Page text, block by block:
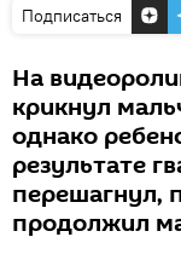
Подписаться
На
крикнул
однако
результате
перешагнул,
продолжил